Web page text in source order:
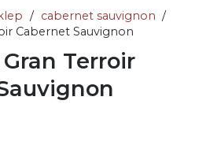
/ cabernet sauvignon /
Cabernet Sauvignon
Terroir